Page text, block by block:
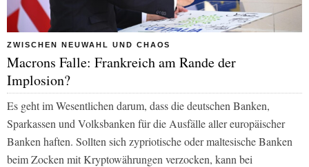
ZWISCHEN NEUWAHL UND CHAOS
Macrons Falle: Frankreich am Rande der
Implosion?
Es geht im Wesentlichen darum, dass die deutschen Banken,
Sparkassen und Volksbanken für die Ausfälle aller europäischer
Banken haften. Sollten sich zypriotische oder maltesische Banken
beim Zocken mit Kryptowährungen verzocken, kann bei